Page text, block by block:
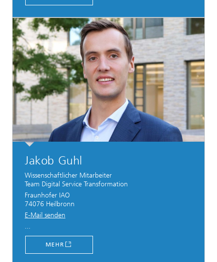
Jakob Guhl
Wissenschaftlicher Mitarbeiter
Team Digital Service Transformation
Fraunhofer IAO
74076 Heilbronn
E-Mail senden
...
MEHR